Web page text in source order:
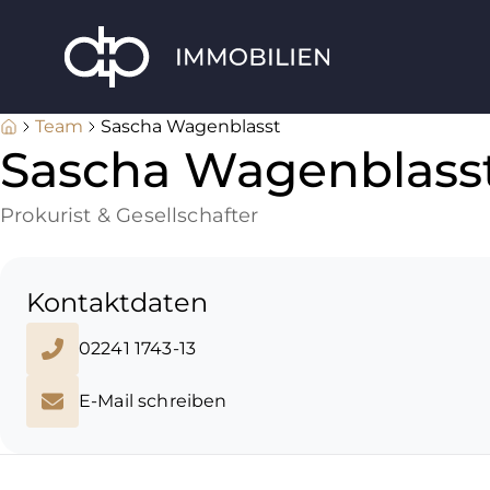
Team Sascha Wagenblasst
Sascha
Prokurist & Gesellschafter
Kontaktdaten
02241 1743-13
E-Mail schreiben